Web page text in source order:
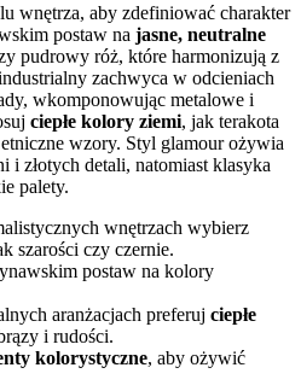
wnętrza, aby zdefiniować charakter
postaw na jasne, neutralne
pudrowy róż, które harmonizują z
zachwyca w odcieniach
wkomponowując metalowe i
ciepłe kolory ziemi, jak terakota
wzory. Styl glamour ożywia
i złotych detali, natomiast klasyka
palety.
wnętrzach wybierz
szarości czy czernie.
postaw na kolory
aranżacjach preferuj ciepłe
i rudości.
kolorystyczne, aby ożywić